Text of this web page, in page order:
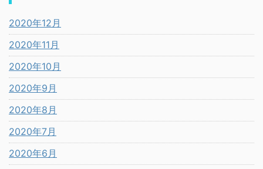
2020年12月
2020年11月
2020年10月
2020年9月
2020年8月
2020年7月
2020年6月